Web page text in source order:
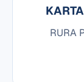
RURA